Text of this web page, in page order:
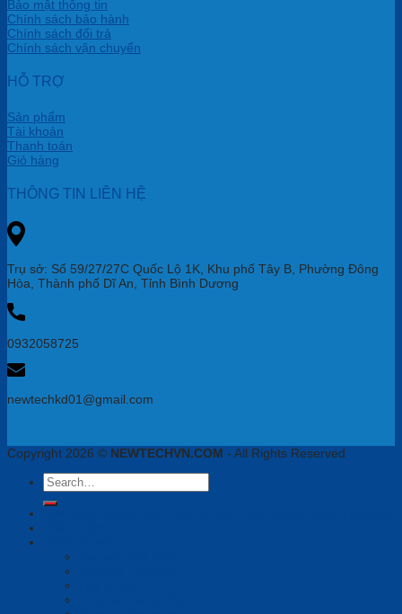
Bảo mật thông tin
Chính sách bảo hành
Chính sách đổi trả
Chính sách vận chuyển
HỖ TRỢ
Sản phẩm
Tài khoản
Thanh toán
Giỏ hàng
THÔNG TIN LIÊN HỆ
Trụ sở: Số 59/27/27C Quốc Lộ 1K, Khu phố Tây B, Phường Đông
Hòa, Thành phố Dĩ An, Tỉnh Bình Dương
0932058725
newtechkd01@gmail.com
Copyright 2026 © NEWTECHVN.COM - All Rights Reserved
Search
for: